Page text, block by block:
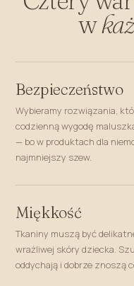
w
Bezpieczeństwo
Wybieramy rozwiązania,
codzienną wygodę
— bo w produktach dla
najmniejszy szew.
Miękkość
Tkaniny muszą być
wrażliwej skóry dziecka.
oddychają i dobrze znoszą